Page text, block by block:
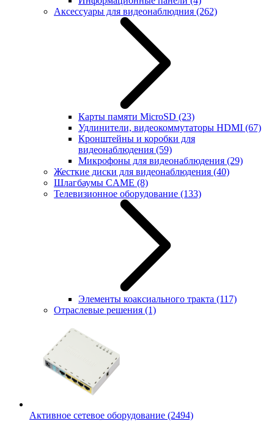
Аксессуары для видеонаблюдния (262)
Карты памяти MicroSD (23)
Удлинители, видеокоммутаторы HDMI (67)
Кронштейны и коробки для
видеонаблюдения (59)
Микрофоны для видеонаблюдения (29)
Жесткие диски для видеонаблюдения (40)
Шлагбаумы CAME (8)
Телевизионное оборудование (133)
Элементы коаксиального тракта (117)
Отраслевые решения (1)
Активное сетевое оборудование (2494)